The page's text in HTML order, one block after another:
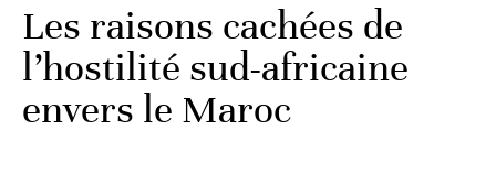
Les raisons cachées de
l’hostilité sud-africaine
envers le Maroc